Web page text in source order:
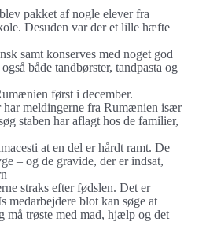
pakket af nogle elever fra
Desuden var der et lille hæfte
samt konserves med noget god
både tandbørster, tandpasta og
først i december.
har meldingerne fra Rumænien især
staben har aflagt hos de familier,
at en del er hårdt ramt. De
– og de gravide, der er indsat,
straks efter fødslen. Det er
medarbejdere blot kan søge at
trøste med mad, hjælp og det